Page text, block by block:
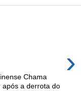
›
Chama
após a derrota do